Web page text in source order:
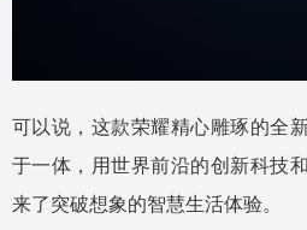
可以说，这款荣耀精心雕琢的全
于一体，用世界前沿的创新科技
来了突破想象的智慧生活体验。